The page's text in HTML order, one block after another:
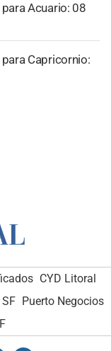
Acuario: 08
Capricornio:
CYD Litoral
Puerto Negocios